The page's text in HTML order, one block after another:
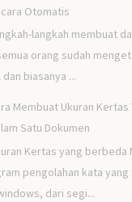
Otomatis
langkah membuat
orang sudah
biasanya ...
Membuat Ukuran
Satu Dokumen
Kertas yang berbeda
pengolahan kata
dari segi...